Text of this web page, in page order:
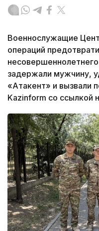
Военнослужащие
операций
задержали мужчину,
«Атакент» и вызвали
Kazinform со ссылкой